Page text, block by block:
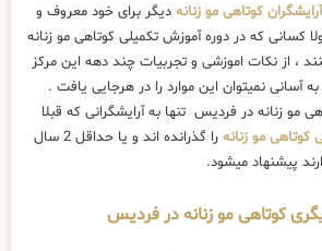
آرایشگران کوتاهی مو زنانه دیگر برای خود معروف و
کسانی که در دوره آموزش تکمیلی کوتاهی مو زنانه
از نکات اموزشی و تجربیات چند دهه این مرکز
آسانی نمیتوان این موارد را در هرجایی یافت .
مو زنانه در فردیس تنها به آرایشگرانی که قبلا
مو زنانه
را گذرانده اند و یا حداقل 2 سال
پیشنهاد میشود.
کوتاهی مو زنانه در فردیس